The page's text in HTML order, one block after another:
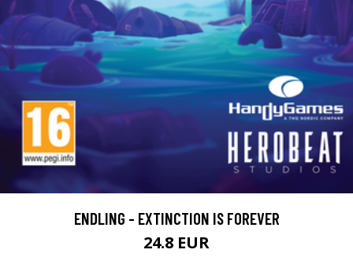
ENDLING - EXTINCTION IS FOREVER
24.8 EUR